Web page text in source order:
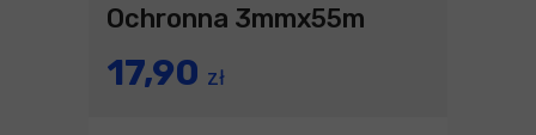
Ochronna 3mmx55m
17,90 zł